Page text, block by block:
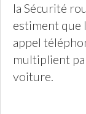
la Sécurité
estiment que
appel
multiplient
voiture.